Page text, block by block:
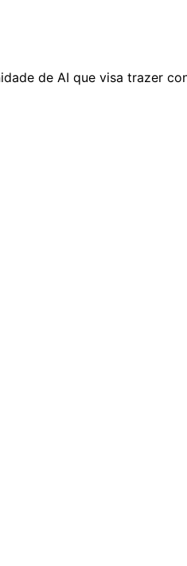
de AI que visa trazer